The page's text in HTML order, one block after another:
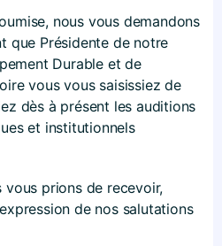
nous vous demandons
que Présidente de notre
Durable et de
vous vous saisissiez de
dès à présent les auditions
et institutionnels
prions de recevoir,
de nos salutations